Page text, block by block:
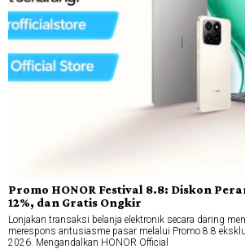
Promo HONOR Festival 8.8: Diskon
12%, dan Gratis Ongkir
Lonjakan transaksi belanja elektronik secara daring
merespons antusiasme pasar melalui Promo 8.8
2026. Mengandalkan HONOR Official